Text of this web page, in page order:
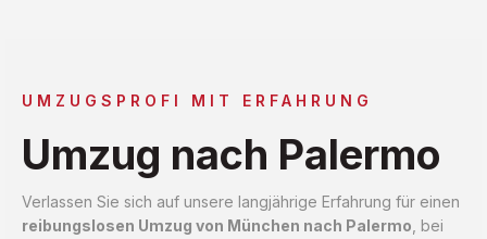
UMZUGSPROFI MIT ERFAHRUNG
Umzug nach Palermo
Verlassen Sie sich auf unsere langjährige Erfahrung für einen
reibungslosen Umzug von München nach Palermo , bei